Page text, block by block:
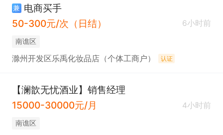
兼 电商买手
50-300元/次（日结）
6小时前
南谯区
滁州开发区乐禹化妆品店（个体工商户） 认证
【澜歆无忧酒业】销售经理
15000-30000元/月
4小时前
南谯区